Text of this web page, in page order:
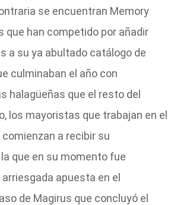
se encuentran Memory
que han competido por añadir
a su ya abultado catálogo de
culminaban el año con
halagüeñas que el resto del
los mayoristas que trabajan en el
a recibir su
que en su momento fue
apuesta en el
de Magirus que concluyó el